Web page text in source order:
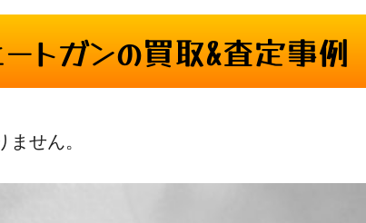
トガンの買取&査定事例
せん。